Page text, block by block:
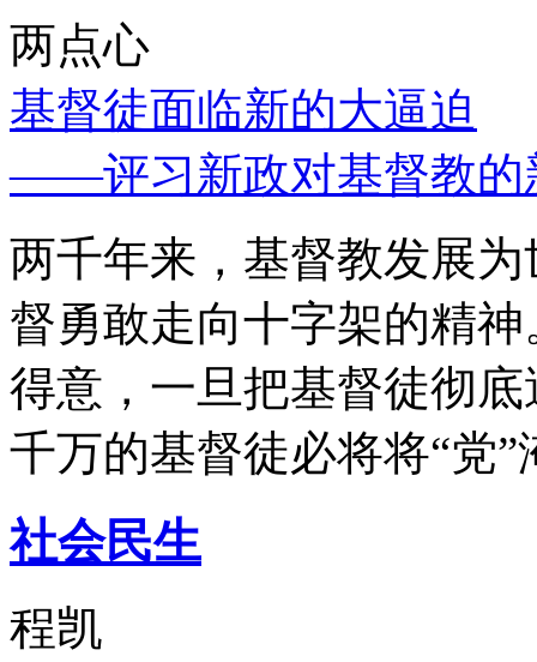
两点心
基督徒面临新的大逼迫
——评习新政对基督教的
两千年来，基督教发展
督勇敢走向十字架的精
得意，一旦把基督徒彻
千万的基督徒必将将“党”
社会民生
程凯